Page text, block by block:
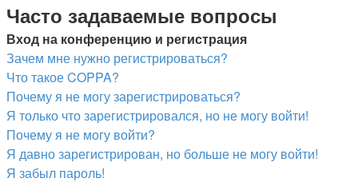
Часто задаваемые вопросы
Вход на конференцию и регистрация
Зачем мне нужно регистрироваться?
Что такое COPPA?
Почему я не могу зарегистрироваться?
Я только что зарегистрировался, но не могу войти!
Почему я не могу войти?
Я давно зарегистрирован, но больше не могу войти!
Я забыл пароль!